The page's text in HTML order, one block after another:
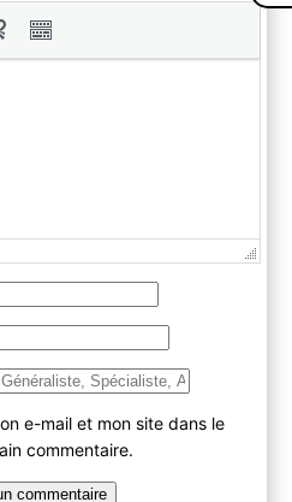
e-mail et mon site dans le
commentaire.